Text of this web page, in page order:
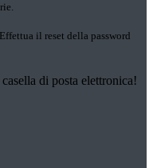
il reset della password
di posta elettronica!